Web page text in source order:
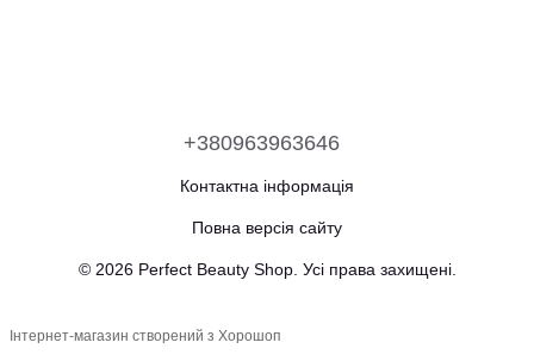
+380963963646
Контактна інформація
Повна версія сайту
© 2026 Perfect Beauty Shop. Усі права захищені.
Інтернет-магазин створений з Хорошоп